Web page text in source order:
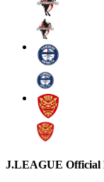
J.LEAGUE Official